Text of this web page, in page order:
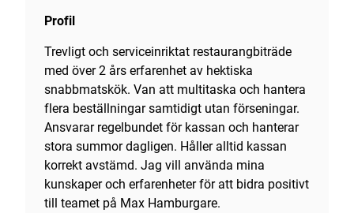
Profil
Trevligt och serviceinriktat restaurangbiträde
med över 2 års erfarenhet av hektiska
snabbmatskök. Van att multitaska och hantera
flera beställningar samtidigt utan förseningar.
Ansvarar regelbundet för kassan och hanterar
stora summor dagligen. Håller alltid kassan
korrekt avstämd. Jag vill använda mina
kunskaper och erfarenheter för att bidra positivt
till teamet på Max Hamburgare.